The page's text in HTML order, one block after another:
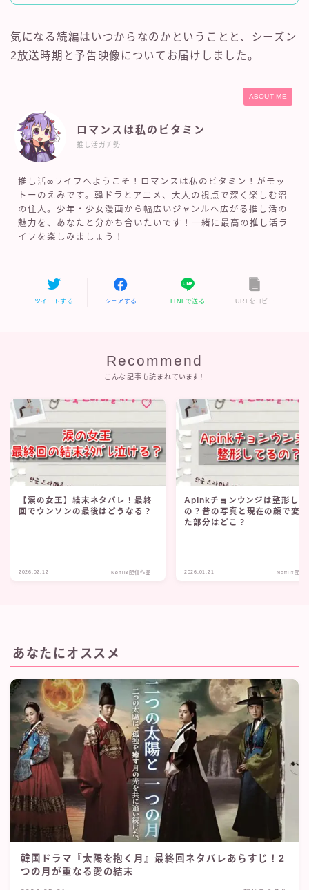
気になる続編はいつからなのかということと、シーズン
2放送時期と予告映像についてお届けしました。
ABOUT ME
ロマンスは私のビタミン
推し活ガチ勢
推し活∞ライフへようこそ！ロマンスは私のビタミン！がモッ
トーのえみです。韓ドラとアニメ、大人の視点で深く楽しむ沼
の住人。少年・少女漫画から幅広いジャンルへ広がる推し活の
魅力を、あなたと分かち合いたいです！一緒に最高の推し活ラ
イフを楽しみましょう！
ツイートする シェアする LINEで送る URLをコピー
Recommend
こんな記事も読まれています！
【涙の女王】結末ネタバレ！最終
回でウンソンの最後はどうなる？
2026.02.12 Netflix配信作品
Apinkチョンウンジは整形し
の？昔の写真と現在の顔で変
た部分はどこ？
2026.01.21 Netflix配信
あなたにオススメ
韓国ドラマ『太陽を抱く月』最終回ネタバレあらすじ！2
つの月が重なる愛の結末
新作が続々と配信中♡